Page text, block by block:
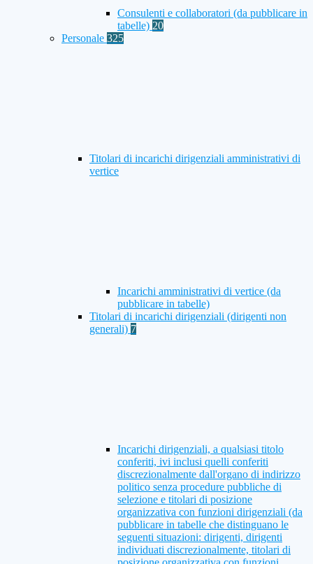
Consulenti e collaboratori (da pubblicare in
tabelle) 20
Personale 325
Titolari di incarichi dirigenziali amministrativi di
vertice
Incarichi amministrativi di vertice (da
pubblicare in tabelle)
Titolari di incarichi dirigenziali (dirigenti non
generali) 7
Incarichi dirigenziali, a qualsiasi titolo
conferiti, ivi inclusi quelli conferiti
discrezionalmente dall'organo di indirizzo
politico senza procedure pubbliche di
selezione e titolari di posizione
organizzativa con funzioni dirigenziali (da
pubblicare in tabelle che distinguano le
seguenti situazioni: dirigenti, dirigenti
individuati discrezionalmente, titolari di